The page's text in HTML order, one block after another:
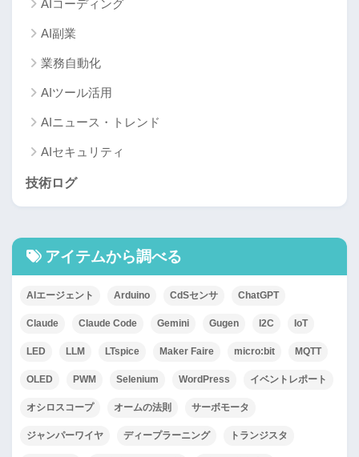
AIコーディング
AI副業
業務自動化
AIツール活用
AIニュース・トレンド
AIセキュリティ
技術ログ
アイテムから調べる
AIエージェント Arduino CdSセンサ ChatGPT
Claude Claude Code Gemini Gugen I2C IoT
LED LLM LTspice Maker Faire micro:bit MQTT
OLED PWM Selenium WordPress イベントレポート
オシロスコープ オームの法則 サーボモータ
ジャンパーワイヤ ディープラーニング トランジスタ